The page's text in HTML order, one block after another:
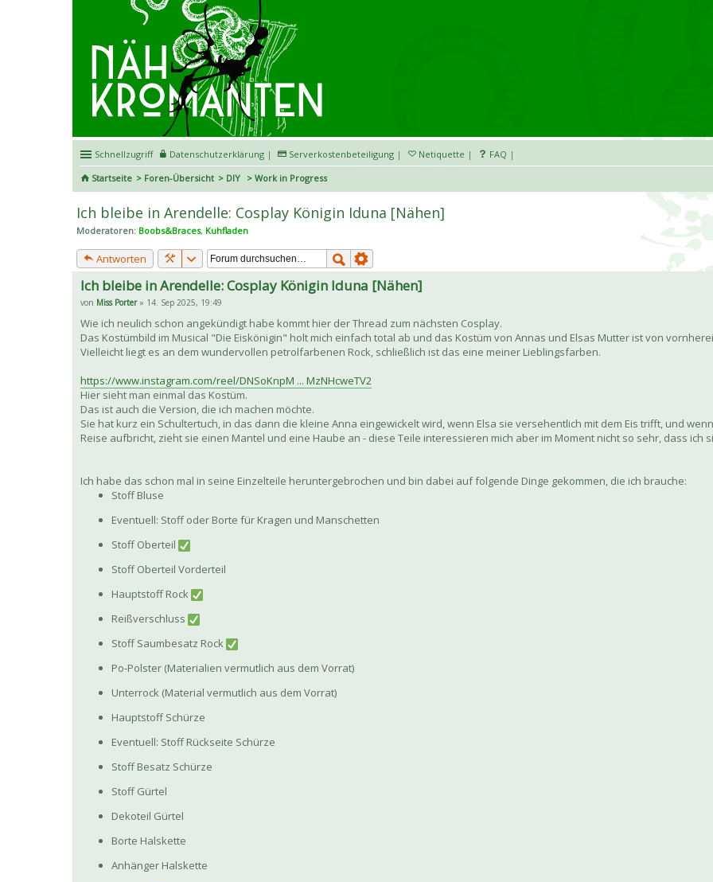
Schnellzugriff Datenschutzerklärung | Serverkostenbeteiligung | Netiquette | FAQ |
Startseite
Foren-Übersicht DIY Work in Progress
Ich bleibe in Arendelle: Cosplay Königin Iduna [Nähen]
Moderatoren: Boobs&Braces, Kuhfladen
Antworten
Ich bleibe in Arendelle: Cosplay Königin Iduna [Nähen]
von Miss Porter» 14. Sep 2025, 19:49
Wie ich neulich schon angekündigt habe kommt hier der Thread zum nächsten Cosplay.
Das Kostümbild im Musical "Die Eiskönigin" holt mich einfach total ab und das Kostüm von Annas und Elsas Mutter ist von
Vielleicht liegt es an dem wundervollen petrolfarbenen Rock, schließlich ist das eine meiner Lieblingsfarben.
https://www.instagram.com/reel/DNSoKnpM ... MzNHcweTV2
Hier sieht man einmal das Kostüm.
Das ist auch die Version, die ich machen möchte.
Sie hat kurz ein Schultertuch, in das dann die kleine Anna eingewickelt wird, wenn Elsa sie versehentlich mit dem Eis trifft, und
Reise aufbricht, zieht sie einen Mantel und eine Haube an - diese Teile interessieren mich aber im Moment nicht so sehr, dass ich
Ich habe das schon mal in seine Einzelteile heruntergebrochen und bin dabei auf folgende Dinge gekommen, die ich brauche:
Stoff Bluse
Eventuell: Stoff oder Borte für Kragen und Manschetten
Stoff Oberteil
Stoff Oberteil Vorderteil
Hauptstoff Rock
Reißverschluss
Stoff Saumbesatz Rock
Po-Polster (Materialien vermutlich aus dem Vorrat)
Unterrock (Material vermutlich aus dem Vorrat)
Hauptstoff Schürze
Eventuell: Stoff Rückseite Schürze
Stoff Besatz Schürze
Stoff Gürtel
Dekoteil Gürtel
Borte Halskette
Anhänger Halskette